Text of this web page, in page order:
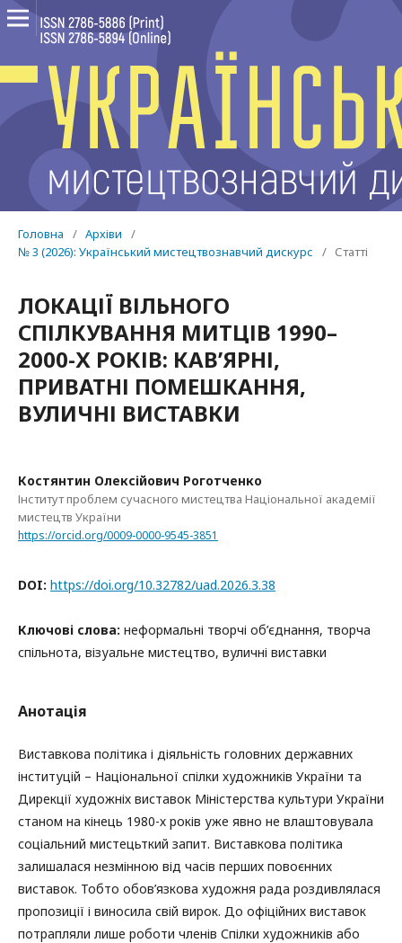
Головна / Архіви
/
№ 3 (2026): Український мистецтвознавчий дискурс
/ Статті
ЛОКАЦІЇ ВІЛЬНОГО
СПІЛКУВАННЯ МИТЦІВ 1990–
2000-Х РОКІВ: КАВ’ЯРНІ,
ПРИВАТНІ ПОМЕШКАННЯ,
ВУЛИЧНІ ВИСТАВКИ
Костянтин Олексійович Роготченко
Інститут проблем сучасного мистецтва Національної академії
мистецтв України
https://orcid.org/0009-0000-9545-3851
DOI: https://doi.org/10.32782/uad.2026.3.38
Ключові слова: неформальні творчі об’єднання, творча
спільнота, візуальне мистецтво, вуличні виставки
Анотація
Виставкова політика і діяльність головних державних
інституцій – Національної спілки художників України та
Дирекції художніх виставок Міністерства культури України
станом на кінець 1980-х років уже явно не влаштовувала
соціальний мистецьткий запит. Виставкова політика
залишалася незмінною від часів перших повоєнних
виставок. Тобто обов’язкова художня рада роздивлялася
пропозиції і виносила свій вирок. До офіційних виставок
потрапляли лише роботи членів Спілки художників або